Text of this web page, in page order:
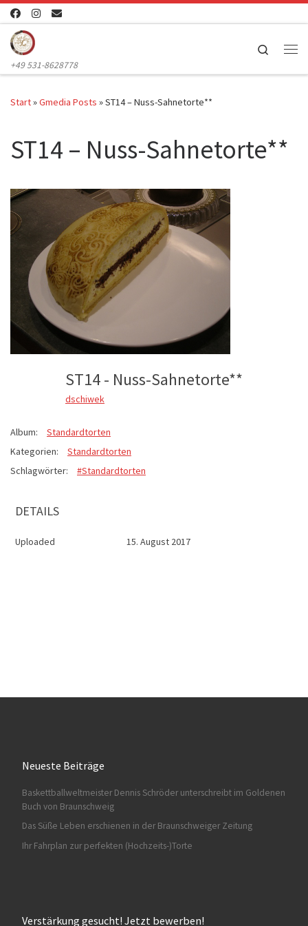
Zum Inhalt springen
+49 531-8628778
Search
Start»Gmedia Posts »ST14 – Nuss-Sahnetorte**
ST14 – Nuss-Sahnetorte**
ST14 - Nuss-Sahnetorte**
dschiwek
Album:
Standardtorten
Kategorien:
Standardtorten
Schlagwörter:
#Standardtorten
DETAILS
Uploaded 15. August 2017
Neueste Beiträge
Baskettballweltmeister Dennis Schröder unterschreibt im Goldenen
Buch von Braunschweig
Das Süße Leben erschienen in der Braunschweiger Zeitung
Ihr Fahrplan zur perfekten (Hochzeits-)Torte
Verstärkung gesucht! Jetzt bewerben!